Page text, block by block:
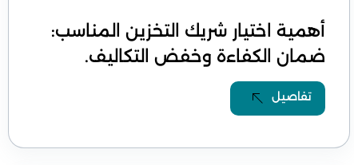
أهمية اختيار شريك التخزين المناسب:
ضمان الكفاءة وخفض التكاليف.
تفاصيل